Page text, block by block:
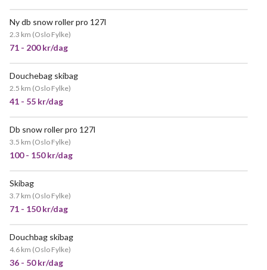
Ny db snow roller pro 127l
2.3 km (Oslo Fylke)
71 - 200 kr/dag
Douchebag skibag
2.5 km (Oslo Fylke)
41 - 55 kr/dag
Db snow roller pro 127l
3.5 km (Oslo Fylke)
100 - 150 kr/dag
Skibag
3.7 km (Oslo Fylke)
71 - 150 kr/dag
Douchbag skibag
4.6 km (Oslo Fylke)
36 - 50 kr/dag